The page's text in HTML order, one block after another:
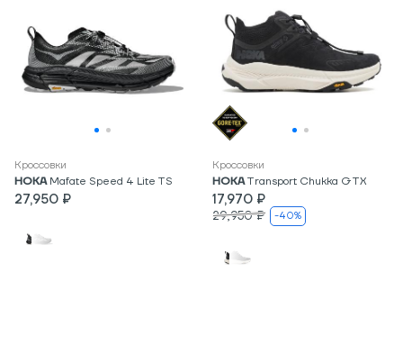
Кроссовки
HOKA Mafate Speed 4 Lite TS
27,950 ₽
Кроссовки
HOKA Transport Chukka GTX
17,970 ₽
29,950 ₽ -40%